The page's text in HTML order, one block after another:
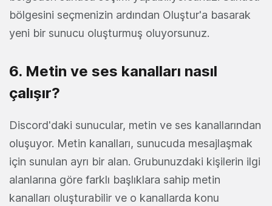
bölgesini seçmenizin ardından Oluştur'a basarak
yeni bir sunucu oluşturmuş oluyorsunuz.
6. Metin ve ses kanalları nasıl
çalışır?
Discord'daki sunucular, metin ve ses kanallarından
oluşuyor. Metin kanalları, sunucuda mesajlaşmak
için sunulan ayrı bir alan. Grubunuzdaki kişilerin ilgi
alanlarına göre farklı başlıklara sahip metin
kanalları oluşturabilir ve o kanallarda konu